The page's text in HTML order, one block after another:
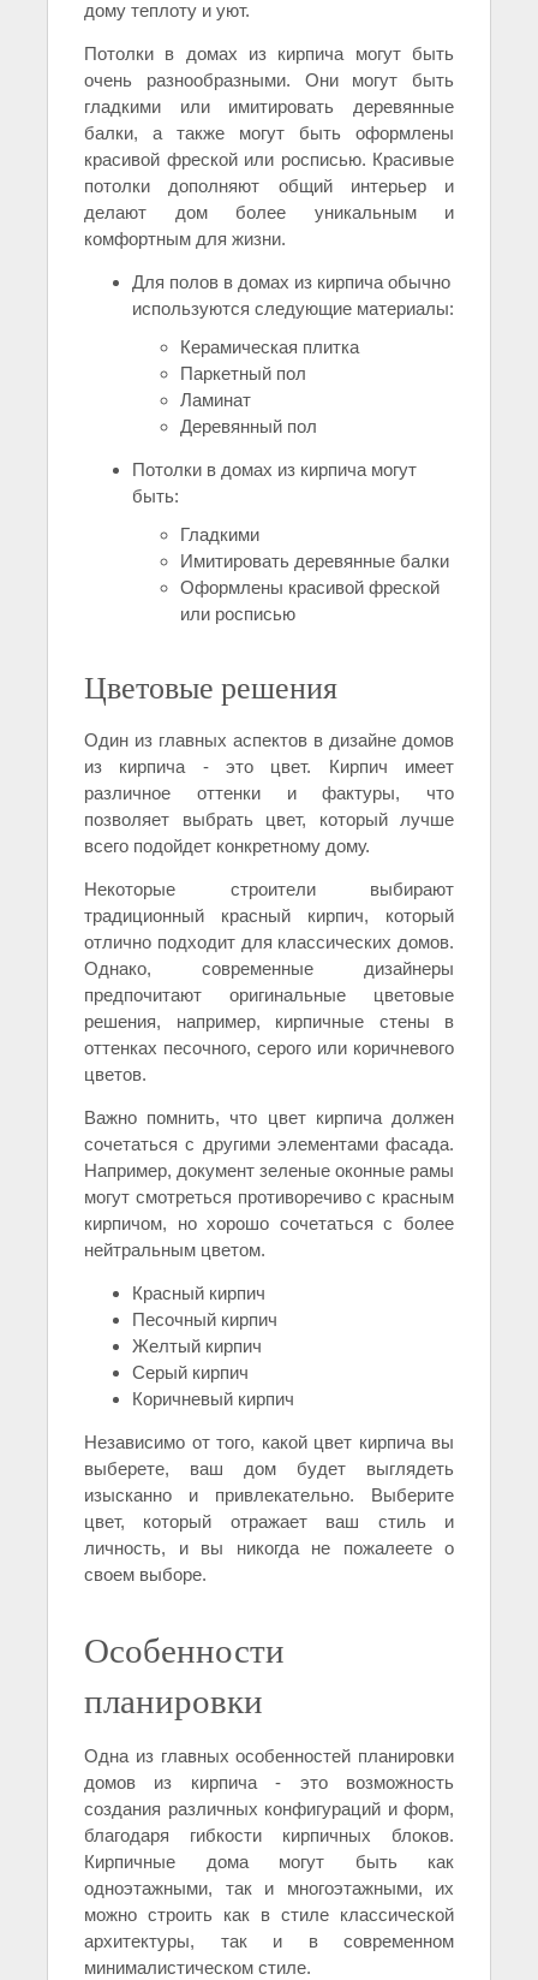
дому теплоту и уют.
Потолки в домах из кирпича могут быть
очень разнообразными. Они могут быть
гладкими или имитировать деревянные
балки, а также могут быть оформлены
красивой фреской или росписью. Красивые
потолки дополняют общий интерьер и
делают дом более уникальным и
комфортным для жизни.
Для полов в домах из кирпича обычно
используются следующие материалы:
Керамическая плитка
Паркетный пол
Ламинат
Деревянный пол
Потолки в домах из кирпича могут
быть:
Гладкими
Имитировать деревянные балки
Оформлены красивой фреской
или росписью
Цветовые решения
Один из главных аспектов в дизайне домов
из кирпича - это цвет. Кирпич имеет
различное оттенки и фактуры, что
позволяет выбрать цвет, который лучше
всего подойдет конкретному дому.
Некоторые строители выбирают
традиционный красный кирпич, который
отлично подходит для классических домов.
Однако, современные дизайнеры
предпочитают оригинальные цветовые
решения, например, кирпичные стены в
оттенках песочного, серого или коричневого
цветов.
Важно помнить, что цвет кирпича должен
сочетаться с другими элементами фасада.
Например, документ зеленые оконные рамы
могут смотреться противоречиво с красным
кирпичом, но хорошо сочетаться с более
нейтральным цветом.
Красный кирпич
Песочный кирпич
Желтый кирпич
Серый кирпич
Коричневый кирпич
Независимо от того, какой цвет кирпича вы
выберете, ваш дом будет выглядеть
изысканно и привлекательно. Выберите
цвет, который отражает ваш стиль и
личность, и вы никогда не пожалеете о
своем выборе.
Особенности
планировки
Одна из главных особенностей планировки
домов из кирпича - это возможность
создания различных конфигураций и форм,
благодаря гибкости кирпичных блоков.
Кирпичные дома могут быть как
одноэтажными, так и многоэтажными, их
можно строить как в стиле классической
архитектуры, так и в современном
минималистическом стиле.